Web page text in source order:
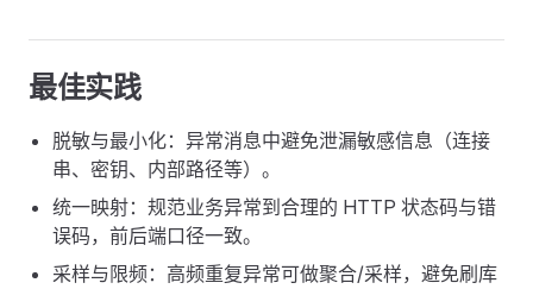
最佳实践
脱敏与最小化：异常消息中避免泄漏敏感信息（连接
串、密钥、内部路径等）。
统一映射：规范业务异常到合理的 HTTP 状态码与错
误码，前后端口径一致。
采样与限频：高频重复异常可做聚合/采样，避免刷库